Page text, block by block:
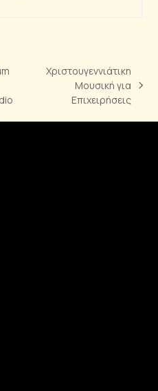
Χριστουγεννιάτικη
Μουσική για
Επιχειρήσεις